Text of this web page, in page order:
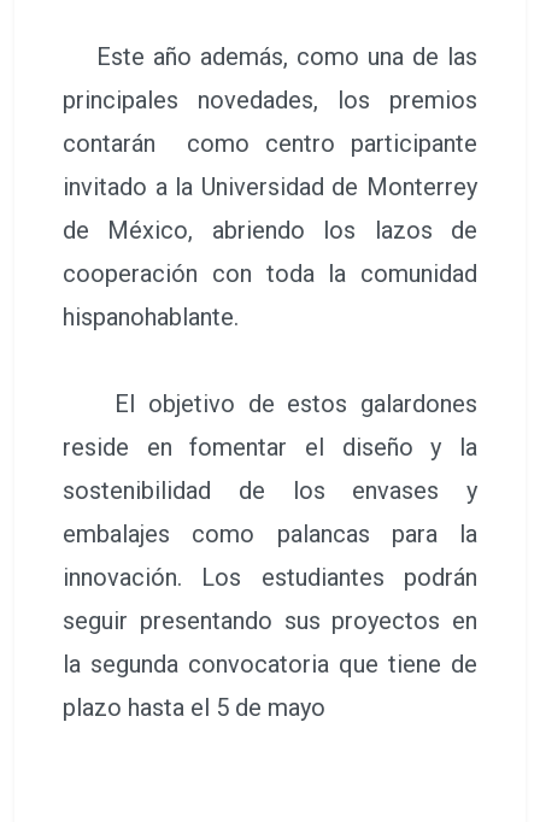
Este año además, como una de las
principales novedades, los premios
contarán como centro participante
invitado a la Universidad de Monterrey
de México, abriendo los lazos de
cooperación con toda la comunidad
hispanohablante.
El objetivo de estos galardones
reside en fomentar el diseño y la
sostenibilidad de los envases y
embalajes como palancas para la
innovación. Los estudiantes podrán
seguir presentando sus proyectos en
la segunda convocatoria que tiene de
plazo hasta el 5 de mayo